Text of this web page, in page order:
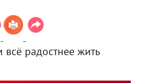
радостнее жить